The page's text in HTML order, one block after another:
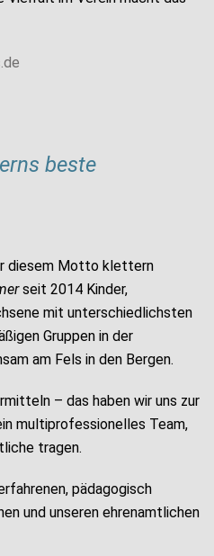
beste
diesem Motto klettern
seit 2014 Kinder,
mit unterschiedlichsten
Gruppen in der
am Fels in den Bergen.
– das haben wir uns zur
multiprofessionelles Team,
tragen.
pädagogisch
und unseren ehrenamtlichen